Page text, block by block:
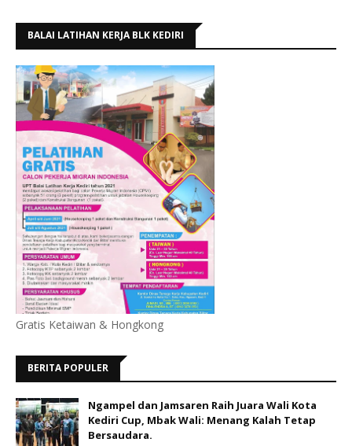
BALAI LATIHAN KERJA BLK KEDIRI
Gratis Ketaiwan & Hongkong
BERITA POPULER
Ngampel dan Jamsaren Raih Juara Wali Kota
Kediri Cup, Mbak Wali: Menang Kalah Tetap
Bersaudara.